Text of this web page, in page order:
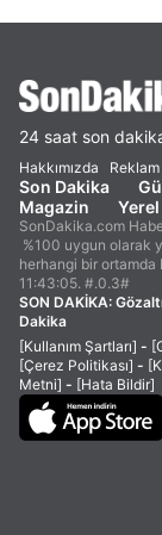
24 saat son
Hakkımızda Reklam
Son Dakika
Magazin
Yerel
SonDakika.com
%100 uygun olarak
herhangi bir ortamda
11:43:05. #.0.3#
SON DAKİKA:
Dakika
[Kullanım Şartları] -
[Çerez Politikası] -
Metni] - [Hata Bildir]